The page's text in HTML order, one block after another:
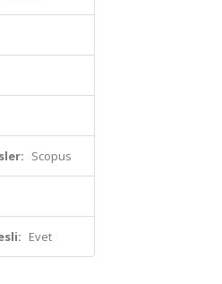
Scopus
Evet